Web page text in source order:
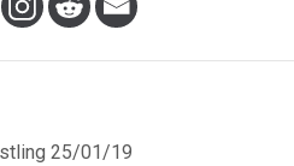
25/01/19